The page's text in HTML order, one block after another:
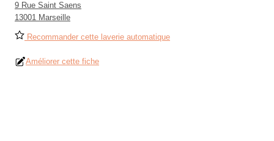
9 Rue Saint Saens
13001 Marseille
Recommander cette laverie automatique
Améliorer cette fiche